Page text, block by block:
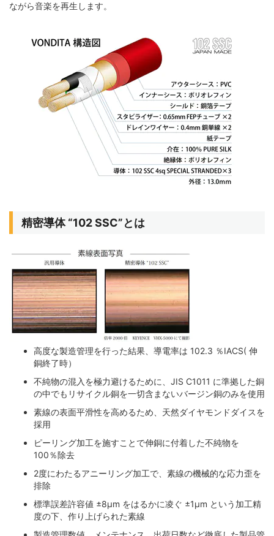
ながら音楽を再生します。
精密導体 “102 SSC”とは
高度な製造管理を行った結果、導電率は 102.3 ％IACS( 伸
銅終了時）
不純物の混入を極力避けるために、JIS C1011 に準拠した銅
の中でもリサイクル銅を一切含まないバージン銅のみを使用
素線の表面平滑性を高めるため、天然ダイヤモンドダイスを
採用
ピーリング加工を施すことで伸銅に付着した不純物を
100％除去
2度にわたるアニーリング加工で、素線の機械的な応力歪を
排除
標準誤差許容値 ±8μm をはるかに凌ぐ ±1μm という加工精
度の下、作り上げられた素線